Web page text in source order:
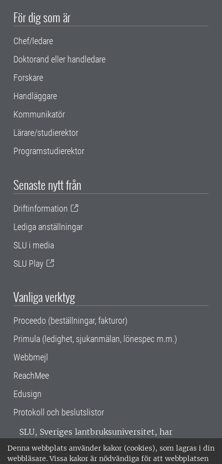
Denna webbplats använder kakor (cookies), som lagras i din
webbläsare. Vissa kakor är nödvändiga för att webbplatsen
För dig som är
Chef/ledare
Doktorand eller handledare
Forskare
Handläggare
Kommunikatör
Lärare/studierektor
Programstudierektor
Senaste nytt från
Driftinformation
Lediga anställningar
SLU i media
SLU Play
Vanliga verktyg
Proceedo (beställningar, fakturor)
Primula (ledighet, sjukanmälan, lönespec m.m.)
Webbmejl
ReachMee
Edusign
Protokoll och beslutslistor
SLU, Sveriges lantbruksuniversitet, har
verksamhet över hela Sverige. Huvudorter är
Alnarp, Uppsala och Umeå.SLU är